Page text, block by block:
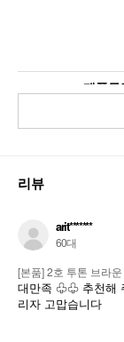
제품특
물들인듯 자연스
Point
리뷰
arit*******
60대
[본품] 2호 투톤 브라운
대만족 ♧♧ 추천해 주고 메이크업 시연까지 해준 매장 관
리자 고맙습니다